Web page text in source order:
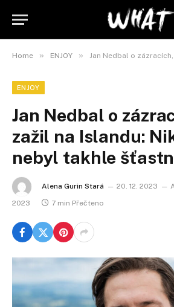
Home » ENJOY » Jan Nedbal o zázracích, které zažil na
ENJOY
Jan Nedbal o
zažil na Islandu:
nebyl takhle
Alena Gurin Stará 20. 12. 2023
2023
7 min Přečteno